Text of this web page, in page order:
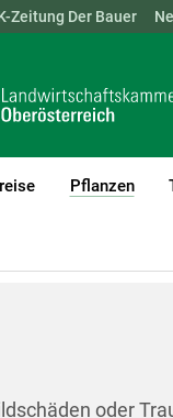
BGLD KTN
Zeitung Der Bauer
Pflanzen
oder